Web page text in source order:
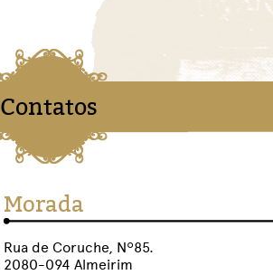
Contatos
Morada
Rua de Coruche, Nº85.
2080-094 Almeirim